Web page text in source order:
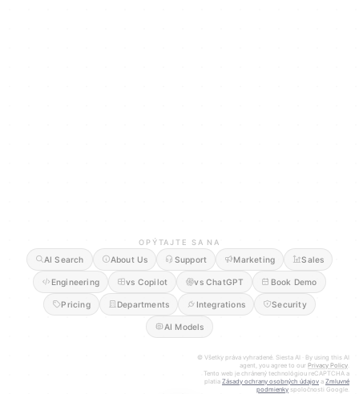
OPÝTAJTE SA NA
AI Search About Us Support Marketing Sales
Engineering vs Copilot vs ChatGPT Book Demo
Pricing Departments Integrations Security
AI Models
© Všetky práva vyhradené. Siesta AI · By using this AI
agent, you agree to our Privacy Policy
Tento web je chránený technológiou reCAPTCHA a
platia Zásady ochrany osobných údajov a Zmluvné
podmienky spoločnosti Google.